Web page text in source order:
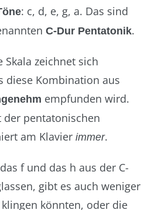
: c, d, e, g, a. Das sind
C-Dur Pentatonik.
Skala zeichnet sich
diese Kombination aus
empfunden wird.
pentatonischen
am Klavier immer.
f und das h aus der C-
gibt es auch weniger
klingen könnten, oder die